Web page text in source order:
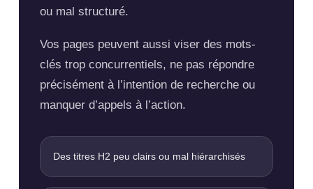
ou mal structuré.
Vos pages peuvent aussi viser des mots-
clés trop concurrentiels, ne pas répondre
précisément à l’intention de recherche ou
manquer d’appels à l’action.
Des titres H2 peu clairs ou mal hiérarchisés